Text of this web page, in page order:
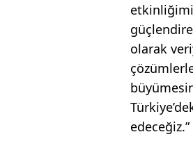
olarak
edeceğiz.”